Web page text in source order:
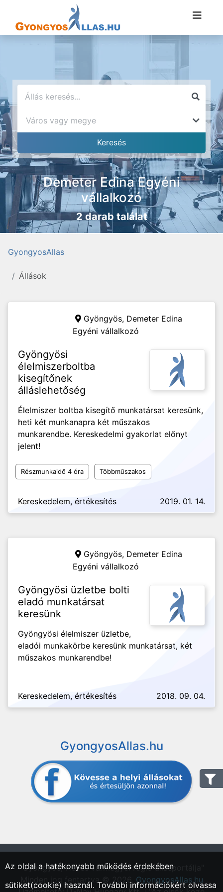
Demeter Edina Egyéni
vállalkozó
2 darab találat
GyongyosAllas
Állások
Gyöngyös, Demeter Edina
Egyéni vállalkozó
Gyöngyösi
élelmiszerboltba
kisegítőnek
álláslehetőség
Élelmiszer boltba kisegítő munkatársat keresünk,
heti két munkanapra két műszakos
munkarendbe. Kereskedelmi gyakorlat előnyt
jelent!
Részmunkaidő 4 óra Többműszakos
Kereskedelem, értékesítés 2019. 01. 14.
Gyöngyös, Demeter Edina
Egyéni vállalkozó
Gyöngyösi üzletbe bolti
eladó munkatársat
keresünk
Gyöngyösi élelmiszer üzletbe,
eladói munkakörbe keresünk munkatársat, két
műszakos munkarendbe!
Kereskedelem, értékesítés 2018. 09. 04.
GyongyosAllas.hu
"Gyöngyös, Heves vármegyei régió állásportálja"
Minden jog fentartva © 2026. GyongyosAllas.hu
Az oldal a hatékonyabb működés érdekében
sütiket(cookie) használ. További információkért olvassa